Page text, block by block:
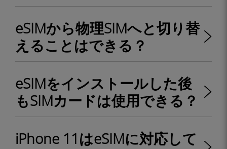
eSIMから物理SIMへと切り替
えることはできる？
eSIMをインストールした後
もSIMカードは使用できる？
iPhone 11はeSIMに対応して